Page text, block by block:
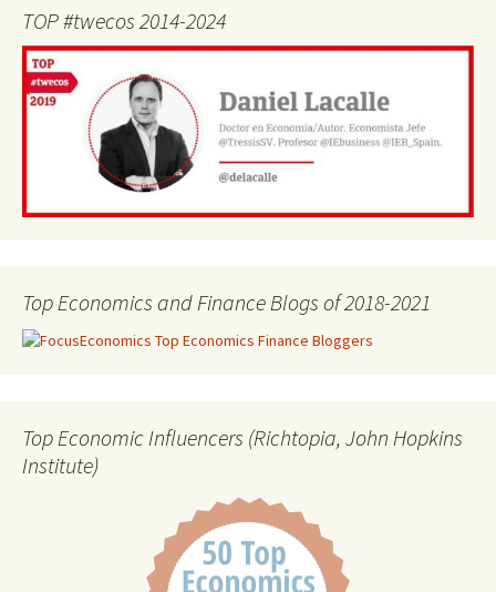
TOP #twecos 2014-2024
Top Economics and Finance Blogs of 2018-2021
Top Economic Influencers (Richtopia, John Hopkins
Institute)